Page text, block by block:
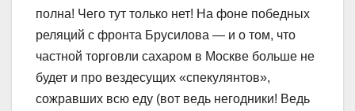
полна! Чего тут только нет! На фоне победных
реляций с фронта Брусилова — и о том, что
частной торговли сахаром в Москве больше не
будет и про вездесущих «спекулянтов»,
сожравших всю еду (вот ведь негодники! Ведь